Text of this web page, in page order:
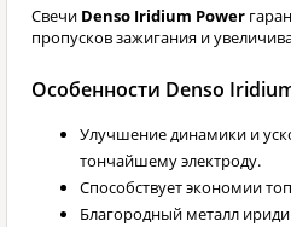
Свечи Denso Iridium Power
пропусков зажигания и
Особенности Denso
Улучшение динамики и
тончайшему электроду.
Способствует экономии
Благородный металл